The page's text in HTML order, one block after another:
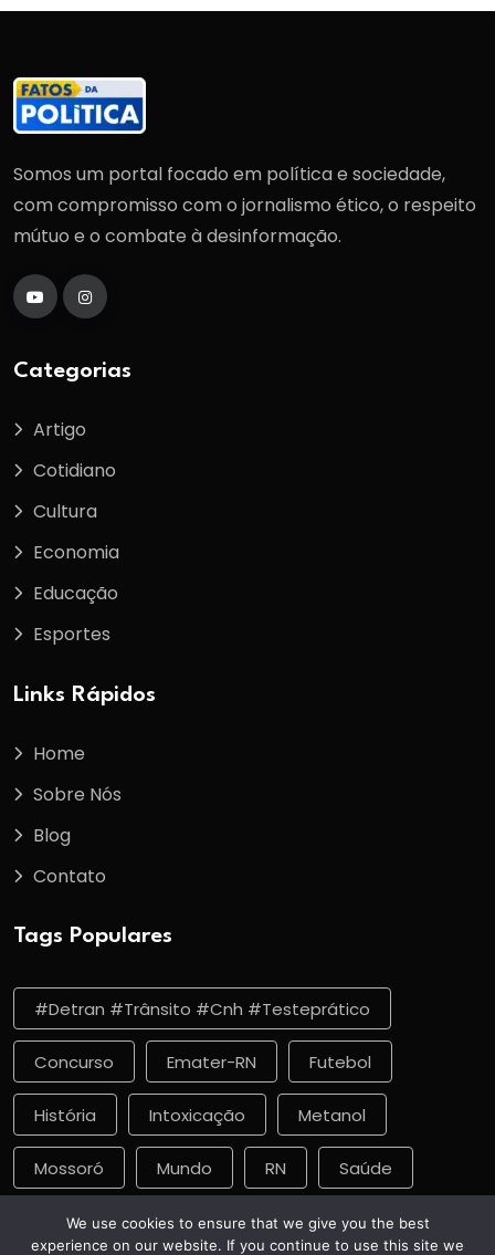
Somos um portal focado em política e sociedade,
com compromisso com o jornalismo ético, o respeito
mútuo e o combate à desinformação.
Categorias
Artigo
Cotidiano
Cultura
Economia
Educação
Esportes
Links Rápidos
Home
Sobre Nós
Blog
Contato
Tags Populares
#detran #trânsito #cnh #testeprático
Concurso Emater-RN Futebol
História Intoxicação Metanol
Mossoró Mundo RN Saúde
Vacinação
We use cookies to ensure that we give you the best
experience on our website. If you continue to use this site we